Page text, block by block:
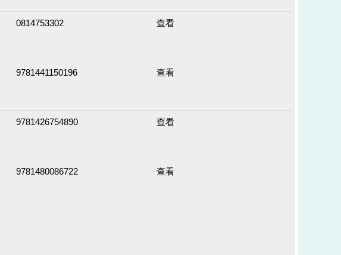
0814753302 查看
9781441150196 查看
9781426754890 查看
9781480086722 查看